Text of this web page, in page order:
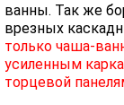
ванны. Так же
врезных
только чаша-
усиленным
торцевой